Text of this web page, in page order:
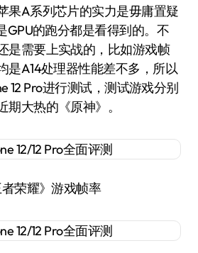
果A系列芯片的实力是毋庸置疑
GPU的跑分都是看得到的。不
是需要上实战的，比如游戏帧
是A14处理器性能差不多，所以
12 Pro进行测试，测试游戏分别
大热的《原神》。
者荣耀》游戏帧率